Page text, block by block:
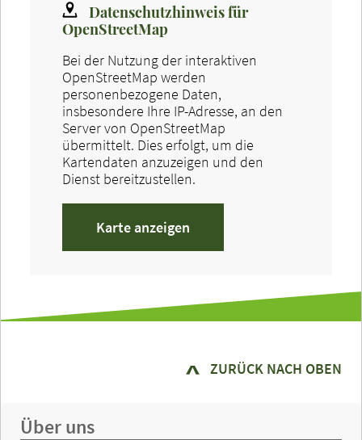
Datenschutzhinweis für
OpenStreetMap
Bei der Nutzung der interaktiven
OpenStreetMap werden
personenbezogene Daten,
insbesondere Ihre IP-Adresse, an den
Server von OpenStreetMap
übermittelt. Dies erfolgt, um die
Kartendaten anzuzeigen und den
Dienst bereitzustellen.
Karte anzeigen
ZURÜCK NACH OBEN
Über uns